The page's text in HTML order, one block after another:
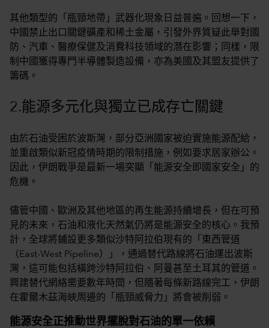
其他類型的「瓶頸地帶」武器化現象日益普遍。回想一下，
中國禁止出口關鍵礦產和稀土金屬，引發外界質疑此舉對國
防、汽車、醫療保健及消費科技領域的潛在影響；同樣，限
制中國獲得專門半導體製造設備，亦為美國及其盟友提供了
籌碼。
2.能源多元化與獨立已成存亡關鍵
由於石油受困於波斯灣，部分亞洲國家被迫實施能源配給，
並重啟類似新冠疫情時期的限制措施，例如要求居家辦公。
因此，伊朗戰爭是最新一場突顯「能源安全即國家安全」的
危機。
儘管中國、歐洲及其他地區的再生能源持續增長，但在可預
見的未來，石油和液化天然氣仍將是能源安全的核心。我預
計，全球將鋪設更多類似沙特阿拉伯現有的「東西管道
（East-West Pipeline）」，通過替代路線將石油運出波斯
灣，這可能包括橫跨沙特阿拉伯、阿曼甚至土耳其的管道。
興建替代網絡需要數年時間，但隨著每條新路線完工，伊朗
在霍爾木茲海峽周邊的「瓶頸威脅力」將會被削弱。
能源安全正推動世界擺脫對石油的單一依賴